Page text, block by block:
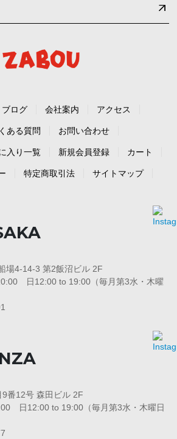
ブログ 会社案内 アクセス
ある質問 お問い合わせ
入り一覧 新規会員登録 カート
特定商取引法 サイトマップ
場4-14-3 第2飯沼ビル 2F
日12:00 to 19:00（毎月第3水・木曜
番12号 森田ビル 2F
日12:00 to 19:00（毎月第3水・木曜日